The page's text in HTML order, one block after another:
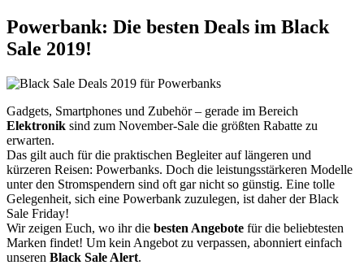
Powerbank: Die besten Deals im Black
Sale 2019!
Gadgets, Smartphones und Zubehör – gerade im Bereich
Elektronik sind zum November-Sale die größten Rabatte zu
erwarten.
Das gilt auch für die praktischen Begleiter auf längeren und
kürzeren Reisen: Powerbanks. Doch die leistungsstärkeren Modelle
unter den Stromspendern sind oft gar nicht so günstig. Eine tolle
Gelegenheit, sich eine Powerbank zuzulegen, ist daher der Black
Sale Friday!
Wir zeigen Euch, wo ihr die besten Angebote für die beliebtesten
Marken findet! Um kein Angebot zu verpassen, abonniert einfach
unseren Black Sale Alert.